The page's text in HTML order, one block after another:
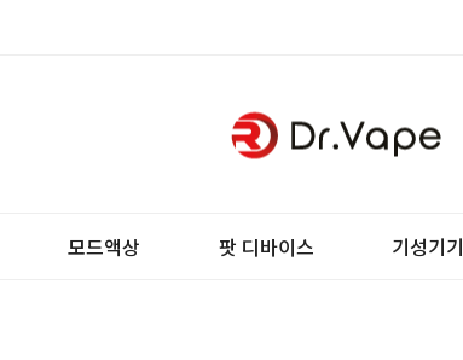
모드액상 팟 디바이스 기성기기